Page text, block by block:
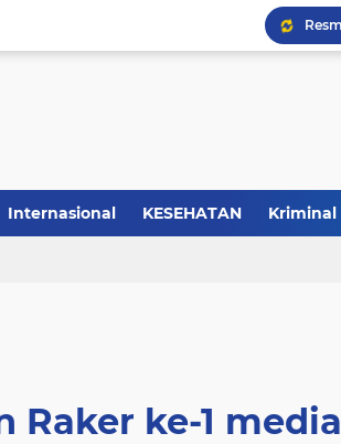
Internasional KESEHATAN Kriminal
Raker ke-1 media